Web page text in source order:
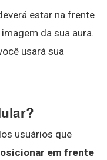
estar na frente
da sua aura.
usará sua
usuários que
em frente